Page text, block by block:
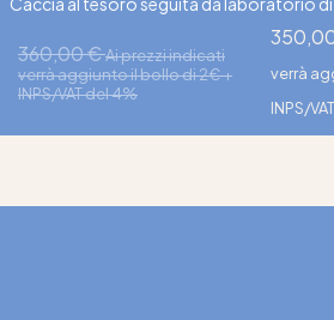
360,00€Ai prezzi indicati
verrà aggiunto il bollo di 2€ +
INPS/VAT del 4%
verrà
INPS/